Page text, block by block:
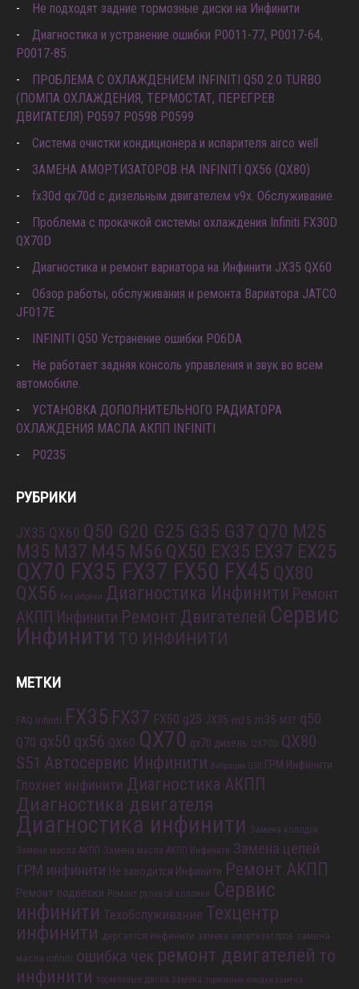
Не подходят задние тормозные диски на Инфинити
Диагностика и устранение ошибки Р0011-77, P0017-64,
P0017-85.
ПРОБЛЕМА С ОХЛАЖДЕНИЕМ INFINITI Q50 2.0 TURBO
(ПОМПА ОХЛАЖДЕНИЯ, ТЕРМОСТАТ, ПЕРЕГРЕВ
ДВИГАТЕЛЯ) P0597 P0598 P0599
Система очистки кондиционера и испарителя airco well
ЗАМЕНА АМОРТИЗАТОРОВ НА INFINITI QX56 (QX80)
fx30d qx70d с дизельным двигателем v9x. Обслуживание.
Проблема с прокачкой системы охлаждения Infiniti FX30D
QX70D
Диагностика и ремонт вариатора на Инфинити JX35 QX60
Обзор работы, обслуживания и ремонта Вариатора JATCO
JF017E
INFINITI Q50 Устранение ошибки P06DA
Не работает задняя консоль управления и звук во всем
автомобиле.
УСТАНОВКА ДОПОЛНИТЕЛЬНОГО РАДИАТОРА
ОХЛАЖДЕНИЯ МАСЛА АКПП INFINITI
P0235
РУБРИКИ
JX35 QX60 Q50 G20 G25 G35 G37 Q70 M25
M35 M37 M45 M56 QX50 EX35 EX37 EX25
QX70 FX35 FX37 FX50 FX45 QX80
QX56 Без рубрики Диагностика Инфинити Ремонт
АКПП Инфинити Ремонт Двигателей Сервис
Инфинити ТО ИНФИНИТИ
МЕТКИ
FAQ Infiniti FX35 FX37 FX50 g25 JX35 m25 m35 M37 q50
Q70 qx50 qx56 QX60 QX70 qx70 дизель QX70D QX80
S51 Автосервис Инфинити Вибрация Q50 ГРМ Инфинити
Глохнет инфинити Диагностика АКПП
Диагностика двигателя
Диагностика инфинити Замена колодок
Замена масла АКПП Замена масла АКПП Инфинити Замена цепей
ГРМ инфинити Не заводится Инфинити Ремонт АКПП
Ремонт подвески Ремонт рулевой колонки Сервис
инфинити Техобслуживание Техцентр
инфинити дергается инфинити замена амортизаторов замена
масла infiniti ошибка чек ремонт двигателей то
инфинити тормозные диски замена тормозные колодки замена